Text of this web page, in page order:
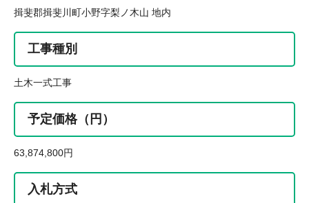
揖斐郡揖斐川町小野字梨ノ木山 地内
工事種別
土木一式工事
予定価格（円）
63,874,800円
入札方式